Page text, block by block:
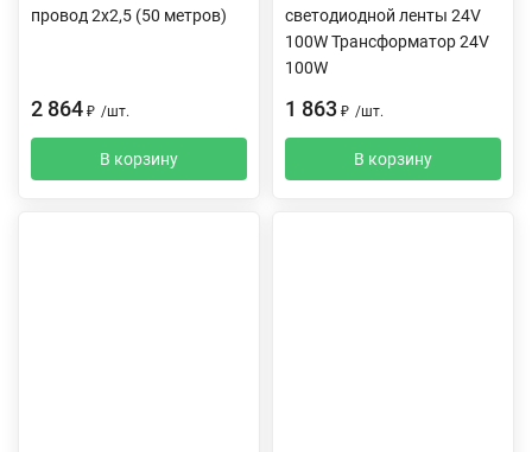
провод 2х2,5 (50 метров)
2 864 ₽ /шт.
В корзину
светодиодной ленты 24V
100W Трансформатор 24V
100W
1 863 ₽ /шт.
В корзину